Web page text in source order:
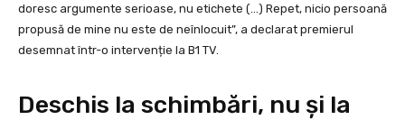
doresc argumente serioase, nu etichete (…) Repet, nicio persoană
propusă de mine nu este de neînlocuit”, a declarat premierul
desemnat într-o intervenție la B1 TV.
Deschis la schimbări, nu și la